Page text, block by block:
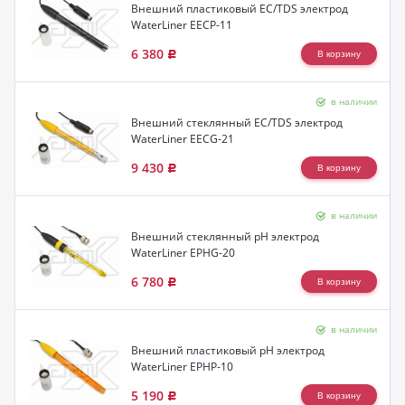
Внешний пластиковый EC/TDS электрод
WaterLiner EECP-11
6 380 Р
в наличии
Внешний стеклянный EC/TDS электрод
WaterLiner EECG-21
9 430 Р
в наличии
Внешний стеклянный pH электрод
WaterLiner EPHG-20
6 780 Р
в наличии
Внешний пластиковый pH электрод
WaterLiner EPHP-10
5 190 Р